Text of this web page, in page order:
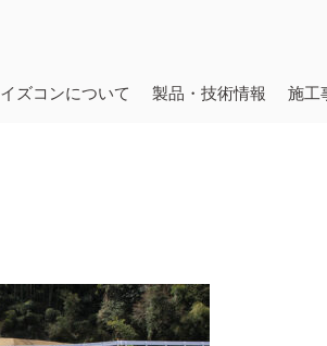
イズコンについて 製品・技術情報 施工